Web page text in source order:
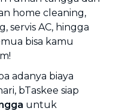
home cleaning,
servis AC, hingga
bisa kamu
adanya biaya
bTaskee siap
untuk